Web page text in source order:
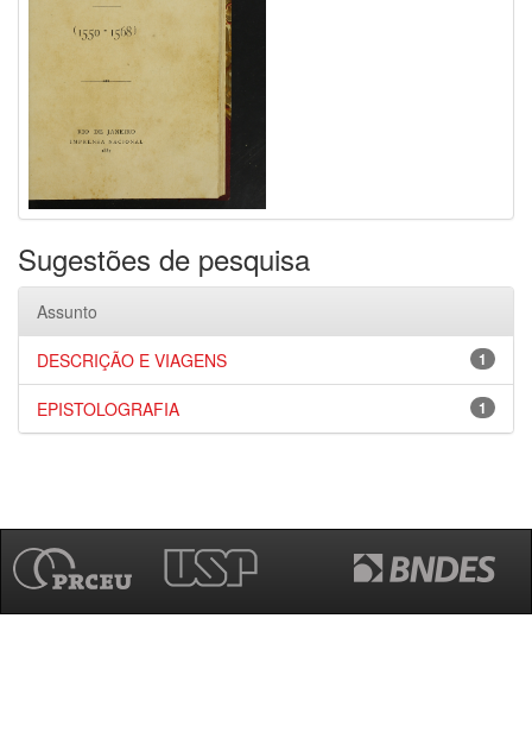
Sugestões de pesquisa
Assunto
1
DESCRIÇÃO E VIAGENS
1
EPISTOLOGRAFIA